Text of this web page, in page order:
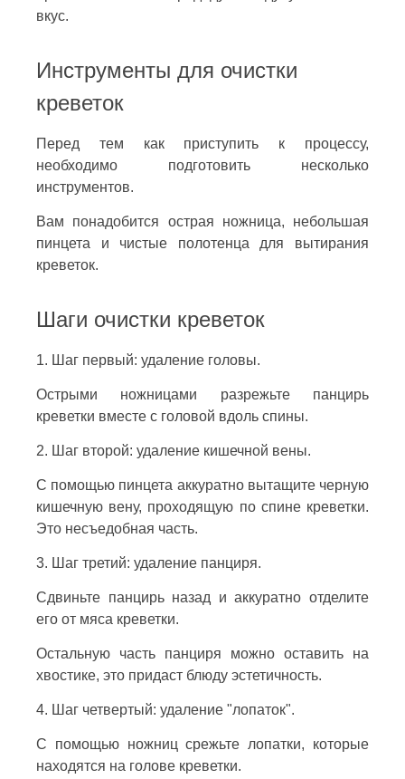
вкус.
Инструменты для очистки
креветок
Перед тем как приступить к процессу,
необходимо подготовить несколько
инструментов.
Вам понадобится острая ножница, небольшая
пинцета и чистые полотенца для вытирания
креветок.
Шаги очистки креветок
1. Шаг первый: удаление головы.
Острыми ножницами разрежьте панцирь
креветки вместе с головой вдоль спины.
2. Шаг второй: удаление кишечной вены.
С помощью пинцета аккуратно вытащите черную
кишечную вену, проходящую по спине креветки.
Это несъедобная часть.
3. Шаг третий: удаление панциря.
Сдвиньте панцирь назад и аккуратно отделите
его от мяса креветки.
Остальную часть панциря можно оставить на
хвостике, это придаст блюду эстетичность.
4. Шаг четвертый: удаление "лопаток".
С помощью ножниц срежьте лопатки, которые
находятся на голове креветки.